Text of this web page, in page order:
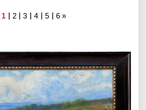
1 | 2 |3 |4 | 5 | 6 »